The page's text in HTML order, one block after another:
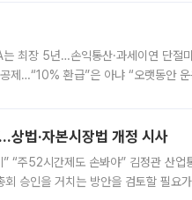
최장 5년…손익통산·과세이연 단절
제…“10% 환급”은 아냐 “오랫동안 운
상법·자본시장법 개정 시사
“주52시간제도 손봐야” 김정관 산업
승인을 거치는 방안을 검토할 필요가